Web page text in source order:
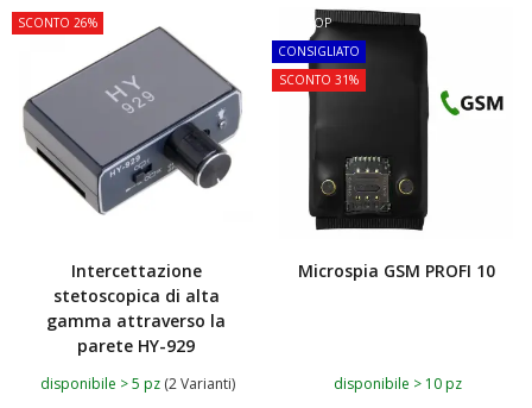
SCONTO 26%
Intercettazione
stetoscopica di alta
gamma attraverso la
parete HY-929
disponibile > 5 pz (2 Varianti)
TOP
CONSIGLIATO
SCONTO 31%
Microspia GSM PROFI 10
disponibile > 10 pz